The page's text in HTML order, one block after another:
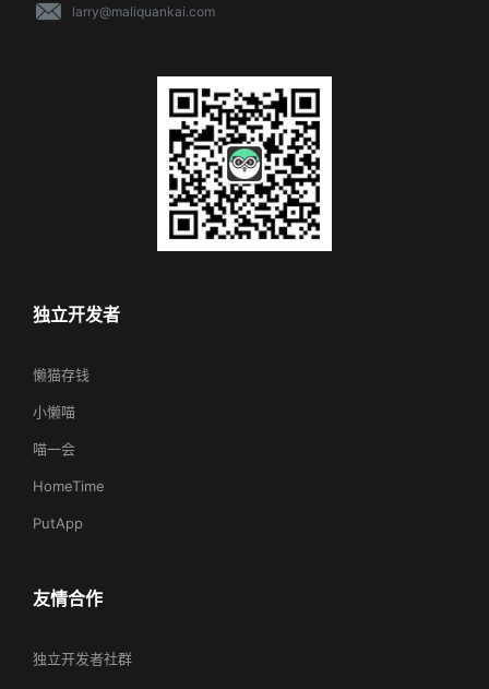
larry@maliquankai.com
独立开发者
懒猫存钱
小懒喵
喵一会
HomeTime
PutApp
友情合作
独立开发者社群